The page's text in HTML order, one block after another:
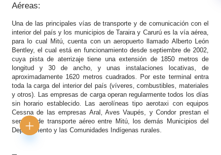
Aéreas:
Una de las principales vías de transporte y de comunicación con el
interior del país y los municipios de Taraira y Carurú es la vía aérea,
para lo cual Mitú, cuenta con un aeropuerto llamado Alberto León
Bentley, el cual está en funcionamiento desde septiembre de 2002,
cuya pista de aterrizaje tiene una extensión de 1850 metros de
longitud y 30 de ancho, y unas instalaciones locativas, de
aproximadamente 1620 metros cuadrados. Por este terminal entra
toda la carga del interior del país (víveres, combustibles, materiales
y otros). Las empresas de carga operan regularmente todos los días
sin horario establecido. Las aerolíneas tipo aerotaxi con equipos
Cessna de las empresas Aral, Aves Vaupés, y Condor prestan el
servicio de transporte aéreo entre Mitú, los demás Municipios del
Departamento y las Comunidades Indígenas rurales.